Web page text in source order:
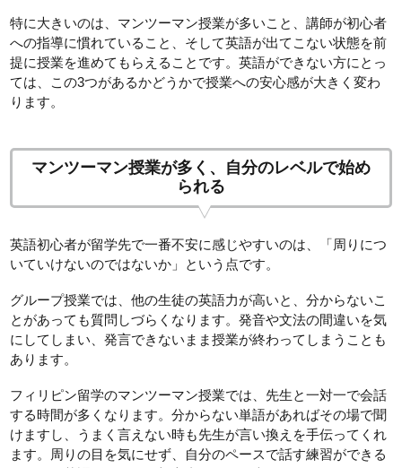
特に大きいのは、マンツーマン授業が多いこと、講師が初心者
への指導に慣れていること、そして英語が出てこない状態を前
提に授業を進めてもらえることです。英語ができない方にとっ
ては、この3つがあるかどうかで授業への安心感が大きく変わ
ります。
マンツーマン授業が多く、自分のレベルで始め
られる
英語初心者が留学先で一番不安に感じやすいのは、「周りにつ
いていけないのではないか」という点です。
グループ授業では、他の生徒の英語力が高いと、分からないこ
とがあっても質問しづらくなります。発音や文法の間違いを気
にしてしまい、発言できないまま授業が終わってしまうことも
あります。
フィリピン留学のマンツーマン授業では、先生と一対一で会話
する時間が多くなります。分からない単語があればその場で聞
けますし、うまく言えない時も先生が言い換えを手伝ってくれ
ます。周りの目を気にせず、自分のペースで話す練習ができる